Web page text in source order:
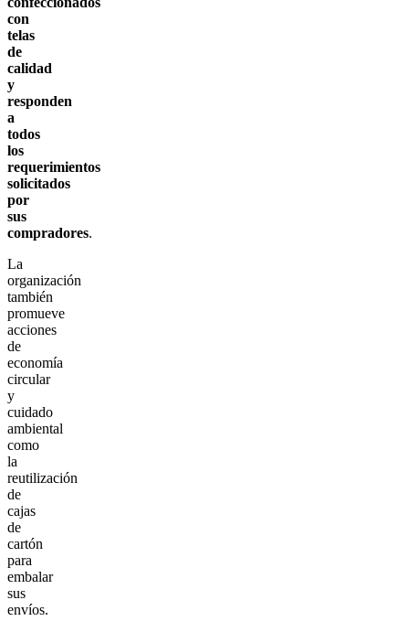
con
telas
de
calidad
y
responden
a
todos
los
requerimientos
solicitados
por
sus
compradores.
La
organización
también
promueve
acciones
de
economía
circular
y
cuidado
ambiental
como
la
reutilización
de
cajas
de
cartón
para
embalar
sus
envíos.